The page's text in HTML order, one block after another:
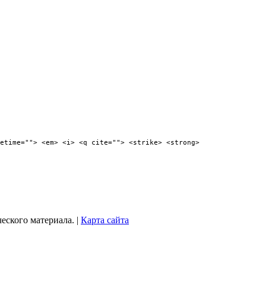
<em> <i> <q cite=""> <strike> <strong>
материала. | Карта сайта